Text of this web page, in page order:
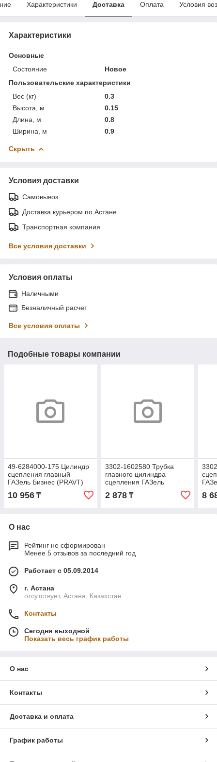
Характеристики Доставка Оплата Условия
Характеристики
Основные
Состояние
Новое
Пользовательские характеристики
Вес (кг)
0.3
Высота, м
0.15
Длина, м
0.8
Ширина, м
0.9
Скрыть
Условия доставки
Самовывоз
Доставка курьером по Астане
Транспортная компания
Все условия доставки
Условия оплаты
Наличными
Безналичный расчет
Все условия оплаты
Подобные товары компании
49-6284000-175 Цилиндр
сцепления главный
ГАЗель Бизнес (PRAVT)
10 956 ₸
3302-1602580 Трубка
главного цилиндра
сцепления ГАЗель
2 878₸ 8
О нас
Рейтинг не сформирован
Менее 5 отзывов за последний год
Работает с 05.09.2014
г. Астана
отсутствует, Астана, Казахстан
Контакты
Сегодня выходной
Показать весь график работы
О нас
Контакты
Доставка и оплата
График работы